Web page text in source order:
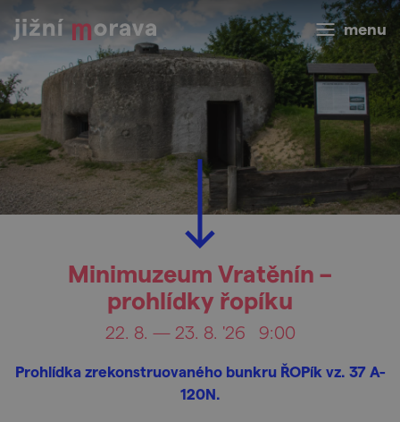
menu
Minimuzeum Vratěnín –
prohlídky řopíku
22. 8. — 23. 8. '26 9:00
Prohlídka zrekonstruovaného bunkru ŘOPík vz. 37 A-
120N.